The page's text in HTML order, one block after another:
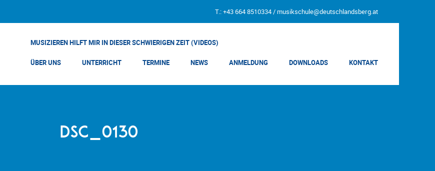
T.: +43 664 8510334 / musikschule@deutschlandsberg.at
MUSIZIEREN HILFT MIR IN DIESER SCHWIERIGEN ZEIT (VIDEOS)
ÜBER UNS UNTERRICHT TERMINE NEWS ANMELDUNG DOWNLOADS KONTAKT
DSC_0130